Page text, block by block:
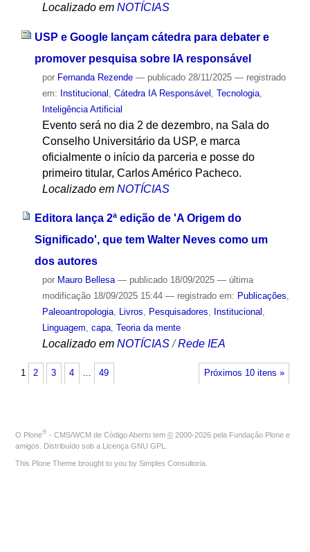
Localizado em NOTÍCIAS
USP e Google lançam cátedra para debater e
promover pesquisa sobre IA responsável
por Fernanda Rezende — publicado28/11/2025 — registrado
em: Institucional Cátedra IA Responsável Tecnologia,
Inteligência Artificial
Evento será no dia 2 de dezembro, na Sala do
Conselho Universitário da USP, e marca
oficialmente o início da parceria e posse do
primeiro titular, Carlos Américo Pacheco.
Localizado em NOTÍCIAS
Editora lança 2ª edição de 'A Origem do
Significado', que tem Walter Neves como um
dos autores
por Mauro Bellesa — publicado18/09/2025 — última
modificação18/09/2025 15:44 — registrado em: Publicações,
Paleoantropologia, Livros, Pesquisadores, Institucional ,
Linguagem, capa, Teoria da mente
Localizado em NOTÍCIAS /Rede IEA
Próximos 10 itens »
1 2 3 4 … 49
O Plone® - CMS/WCM de Código Aberto tem © 2000-2026 pela Fundação Plone e
amigos. Distribuído sob a Licença GNU GPL
This Plone Theme brought to you by Simples Consultoria